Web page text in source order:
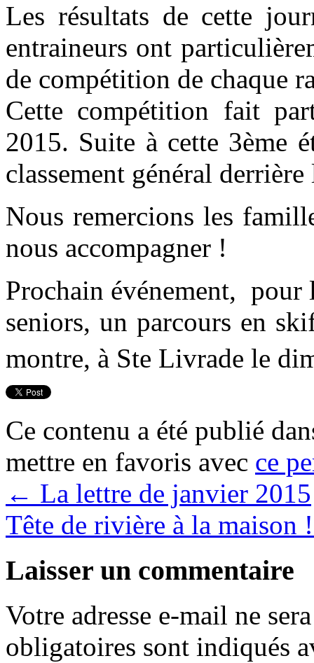
Les résultats de cette
entraineurs ont
de compétition de chaque
Cette compétition fait
2015. Suite à cette 3ème
classement général
Nous remercions les
nous accompagner !
Prochain événement, pour
seniors, un parcours en
montre, à Ste Livrade le
Ce contenu a été publié
mettre en favoris avec ce
← La lettre de janvier 2015
Tête de rivière à la maison
Laisser un commentaire
Votre adresse e-mail ne
obligatoires sont indiqués